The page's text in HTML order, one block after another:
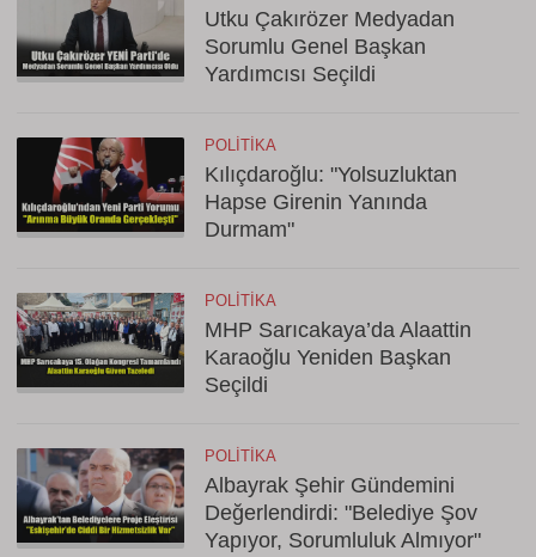
Utku Çakırözer Medyadan
Sorumlu Genel Başkan
Yardımcısı Seçildi
POLITIKA
Kılıçdaroğlu: "Yolsuzluktan
Hapse Girenin Yanında
Durmam"
POLITIKA
MHP Sarıcakaya’da Alaattin
Karaoğlu Yeniden Başkan
Seçildi
POLITIKA
Albayrak Şehir Gündemini
Değerlendirdi: "Belediye Şov
Yapıyor, Sorumluluk Almıyor"